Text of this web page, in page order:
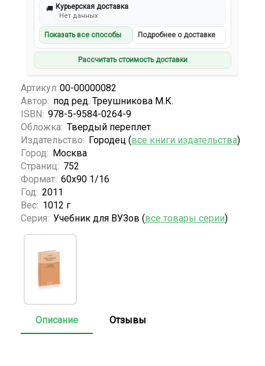
🚚 Курьерская доставка
Нет данных
Показать все способы Подробнее о доставке
Рассчитать стоимость доставки
Артикул: 00-00000082
Автор: под ред. Треушникова М.К.
ISBN: 978-5-9584-0264-9
Обложка: Твердый переплет
Издательство: Городец (все книги издательства)
Город: Москва
Страниц: 752
Формат: 60х90 1/16
Год: 2011
Вес: 1012 г
Серия: Учебник для ВУЗов (все товары серии)
Описание Отзывы